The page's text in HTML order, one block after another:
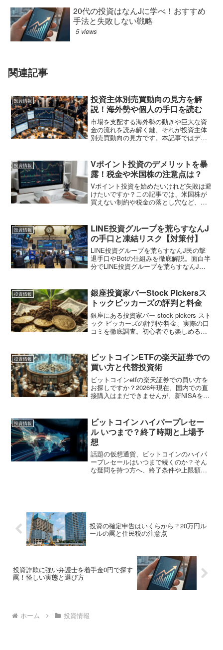
20代の投資はなんJに学べ！おすすめ
手法と失敗しない戦略
5 views
関連記事
投資情報
投資主体別売買動向の見方を解
説！海外勢や個人の手口を読む
市場を支配する海外勢の動きや巨大な資
金の流れを読み解く鍵、それが投資主体
別売買動向の見方です。本記事ではデー
羅。プロも実践する正しい投資主体別売
買動向の見方を身につけ、個人の投資戦
略をレベルアップさせましょう。
投資情報
Vポイント投資のデメリットを暴
露！税金や米国株の注意点は？
Vポイント投資を始めたいけれど失敗は避
けたいですか？この記事では、米国株が
買えない制約や税金の落とし穴など、意
性や他社比較も含め、Vポイント投資のデ
メリットを正しく理解し、後悔なく賢い
資産形成を始めるための判断材料を提供
します。
投資情報
LINE投資グループを荒らすなんJ
の手口と凍結リスク【対策付】
LINE投資グループを荒らすなんJ民の撃
退手口やBotの仕組みを徹底解説。面白半
分でLINE投資グループを荒らすなんJの
加された時の正しい退会方法や通報手順
も紹介し、被害を防ぐための安全対策を
網羅しました。
投資情報
銀座投資家バーStock Pickersス
トックピッカーズの評判と料金
銀座にある投資家バー stock pickers スト
ック ピッカーズの評判や料金、実際の口
コミを徹底調査。初心者でも楽しめる理
く解説します。行く前に知っておきたい
情報をまとめました。
投資情報
ビットコインETFの楽天証券での
買い方と代替投資術
ビットコインetfの楽天証券での買い方を
お探しですか？2026年現在、国内での直
接購入はまだできませんが、新NISAを活
コインetfの楽天証券での買い方や、税制
改正に向けた最適な戦略を詳しく解説し
ます。
投資情報
ビットコイン ハイパープレセー
ル いつまで？終了時期と上場予
想
話題の仮想通貨、ビットコインのハイパ
ープレセールはいつまで続くのか？そん
な疑問を持つ方へ、終了条件や上限額、
投資の確定申告はいくらから？20万円ル
ールの罠と住民税の注意点
投資詐欺に強い弁護士を着手金0円で探す
罠！怪しい実態と選び方
ホーム 投資情報